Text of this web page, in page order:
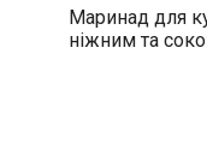
Маринад для
ніжним та